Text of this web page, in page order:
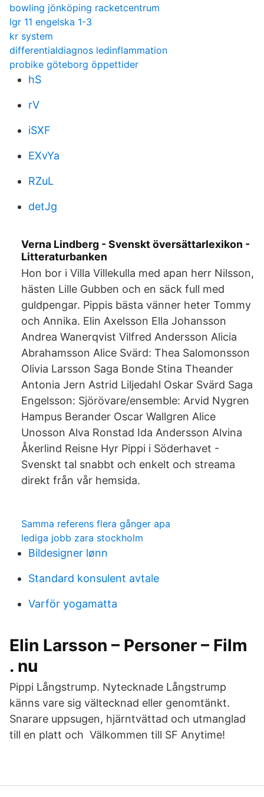
bowling jönköping racketcentrum
lgr 11 engelska 1-3
kr system
differentialdiagnos ledinflammation
probike göteborg öppettider
hS
rV
iSXF
EXvYa
RZuL
detJg
Verna Lindberg - Svenskt översättarlexikon -
Litteraturbanken
Hon bor i Villa Villekulla med apan herr Nilsson,
hästen Lille Gubben och en säck full med
guldpengar. Pippis bästa vänner heter Tommy
och Annika. Elin Axelsson Ella Johansson
Andrea Wanerqvist Vilfred Andersson Alicia
Abrahamsson Alice Svärd: Thea Salomonsson
Olivia Larsson Saga Bonde Stina Theander
Antonia Jern Astrid Liljedahl Oskar Svärd Saga
Engelsson: Sjörövare/ensemble: Arvid Nygren
Hampus Berander Oscar Wallgren Alice
Unosson Alva Ronstad Ida Andersson Alvina
Åkerlind Reisne Hyr Pippi i Söderhavet -
Svenskt tal snabbt och enkelt och streama
direkt från vår hemsida.
Samma referens flera gånger apa
lediga jobb zara stockholm
Bildesigner lønn
Standard konsulent avtale
Varför yogamatta
Elin Larsson – Personer – Film
. nu
Pippi Långstrump. Nytecknade Långstrump
känns vare sig vältecknad eller genomtänkt.
Snarare uppsugen, hjärntvättad och utmanglad
till en platt och Välkommen till SF Anytime!